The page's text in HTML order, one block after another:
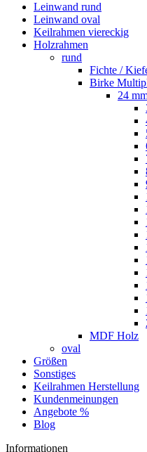
Leinwand rund
Leinwand oval
Keilrahmen viereckig
Holzrahmen
rund
Fichte /
Birke
24
MDF Holz
oval
Größen
Sonstiges
Keilrahmen Herstellung
Kundenmeinungen
Angebote %
Blog
Informationen